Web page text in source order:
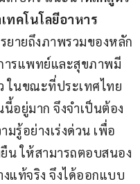
คโนโลยีอาหาร
ยายถึงภาพรวมของหลัก
ารแพทย์และสุขภาพมี
ในขณะที่ประเทศไทย
อยู่มาก จึงจำเป็นต้อง
รู้อย่างเร่งด่วน เพื่อ
น ให้สามารถตอบสนอง
แท้จริง จึงได้ออกแบบ